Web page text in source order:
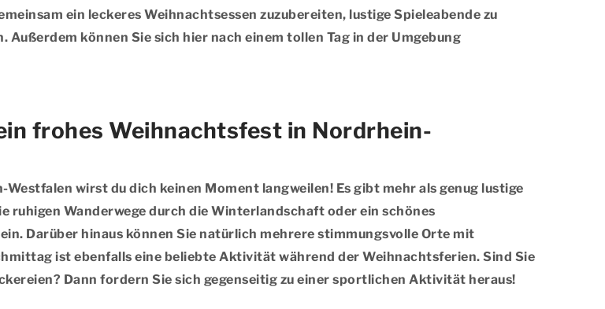
ein leckeres Weihnachtsessen zuzubereiten, lustige Spieleabende zu
können Sie sich hier nach einem tollen Tag in der Umgebung
frohes Weihnachtsfest in Nordrhein-
wirst du dich keinen Moment langweilen! Es gibt mehr als genug lustige
ruhigen Wanderwege durch die Winterlandschaft oder ein schönes
Darüber hinaus können Sie natürlich mehrere stimmungsvolle Orte mit
ist ebenfalls eine beliebte Aktivität während der Weihnachtsferien. Sind Sie
Dann fordern Sie sich gegenseitig zu einer sportlichen Aktivität heraus!